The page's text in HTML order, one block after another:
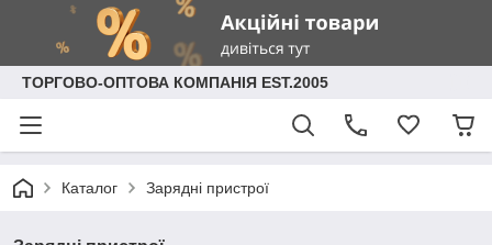
ТОРГОВО-ОПТОВА КОМПАНІЯ EST.2005
Каталог Зарядні пристрої